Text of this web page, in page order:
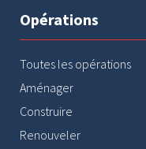
Opérations
Toutes les opérations
Aménager
Construire
Renouveler